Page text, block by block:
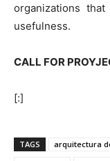
organizations
usefulness.
CALL FOR
[:]
TAGS arquitectura